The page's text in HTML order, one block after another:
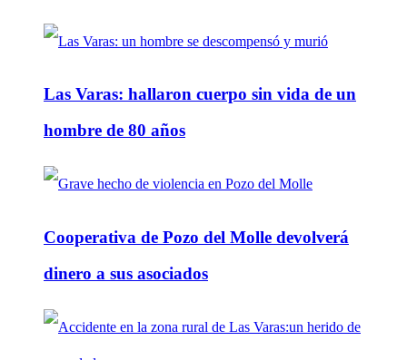
Las Varas: hallaron cuerpo sin vida de un
hombre de 80 años
Cooperativa de Pozo del Molle devolverá
dinero a sus asociados